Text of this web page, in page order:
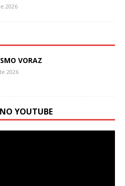
2026
VORAZ
2026
YOUTUBE